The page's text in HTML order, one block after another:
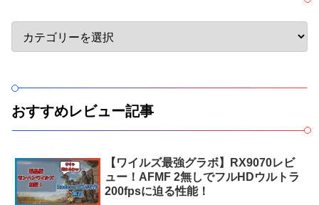
おすすめレビュー記事
【ワイルズ最強グラボ】RX9070レビ
ュー！AFMF 2無しでフルHDウルトラ
200fpsに迫る性能！